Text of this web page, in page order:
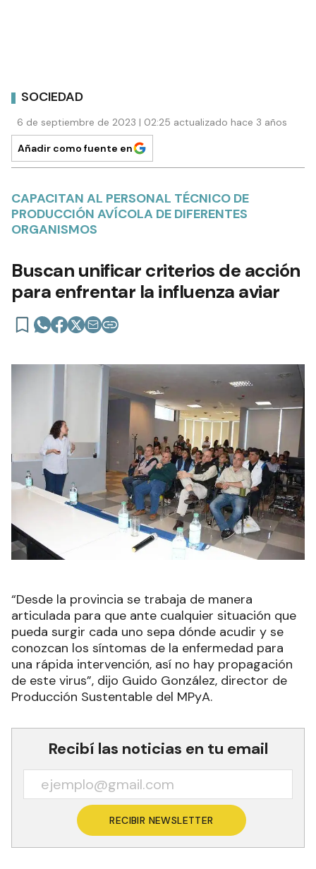
SOCIEDAD
6 de septiembre de 2023 | 02:25 actualizado hace 3 años
Añadir como fuente en
CAPACITAN AL PERSONAL TÉCNICO DE
PRODUCCIÓN AVÍCOLA DE DIFERENTES
ORGANISMOS
Buscan unificar criterios de acción
para enfrentar la influenza aviar
“Desde la provincia se trabaja de manera
articulada para que ante cualquier situación que
pueda surgir cada uno sepa dónde acudir y se
conozcan los síntomas de la enfermedad para
una rápida intervención, así no hay propagación
de este virus”, dijo Guido González, director de
Producción Sustentable del MPyA.
Recibí las noticias en tu email
RECIBIR NEWSLETTER